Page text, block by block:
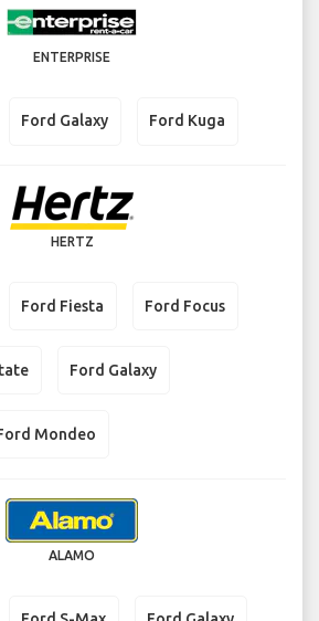
ENTERPRISE
Ford Galaxy Ford Kuga
HERTZ
Ford Fiesta Ford Focus
Ford Galaxy
Mondeo
ALAMO